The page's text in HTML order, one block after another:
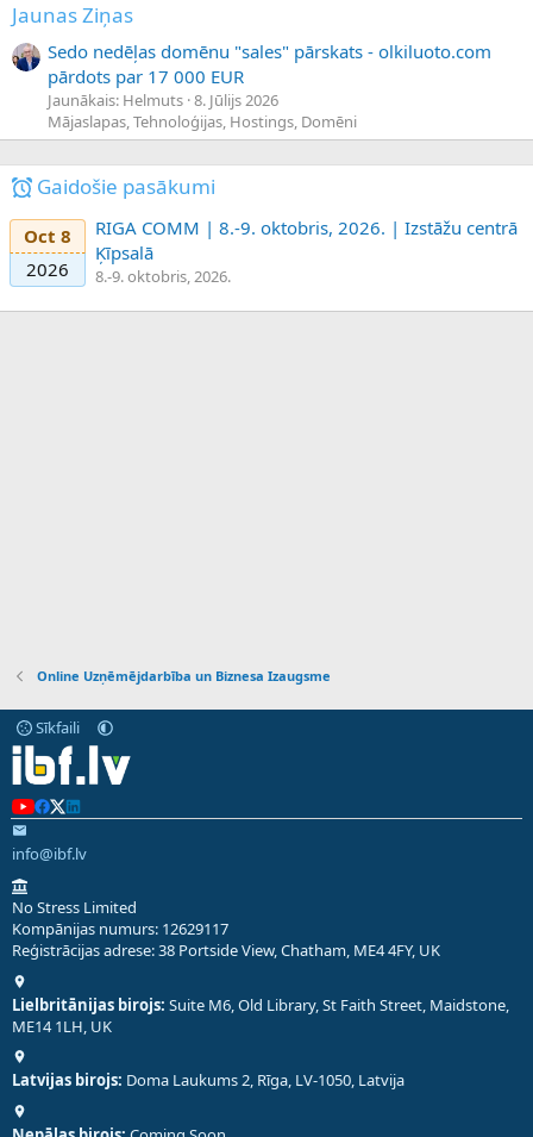
Jaunas Ziņas
Sedo nedēļas domēnu "sales" pārskats - olkiluoto.com
pārdots par 17 000 EUR
Jaunākais: Helmuts 8. Jūlijs 2026
Mājaslapas, Tehnoloģijas, Hostings, Domēni
Gaidošie pasākumi
Oct 8
2026
RIGA COMM | 8.-9. oktobris, 2026. | Izstāžu centrā
Ķīpsalā
8.-9. oktobris, 2026.
Online Uzņēmējdarbība un Biznesa Izaugsme
Sīkfaili
info@ibf.lv
No Stress Limited
Kompānijas numurs: 12629117
Reģistrācijas adrese: 38 Portside View, Chatham, ME4 4FY, UK
Lielbritānijas birojs: Suite M6, Old Library, St Faith Street, Maidstone,
ME14 1LH, UK
Latvijas birojs: Doma Laukums 2, Rīga, LV-1050, Latvija